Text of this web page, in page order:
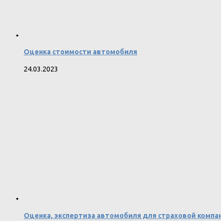
Оценка стоимости автомобиля
24.03.2023
Оценка, экспертиза автомобиля для страховой